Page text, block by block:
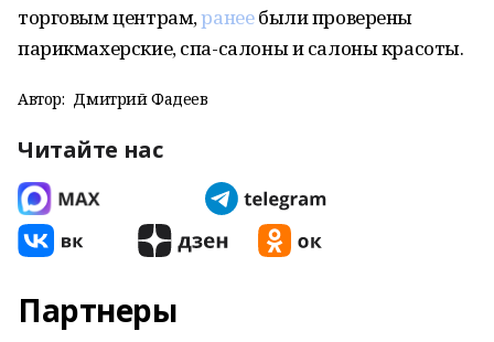
торговым центрам,ранеебыли проверены
парикмахерские, спа-салоны и салоны красоты.
Автор: Дмитрий Фадеев
Читайте нас
Партнеры